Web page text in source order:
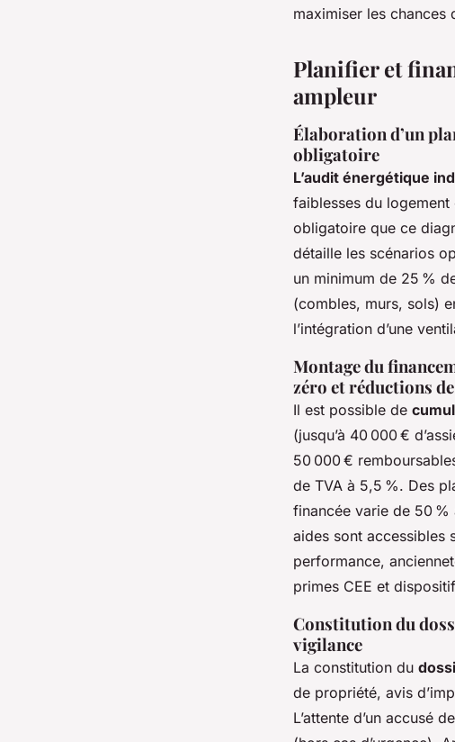
maximiser les chances
Planifier et
ampleur
Élaboration d’un
obligatoire
L’audit énergétique
faiblesses du logement
obligatoire que ce
détaille les scénarios
un minimum de 25 %
(combles, murs, sols)
l’intégration d’une
Montage du
zéro et réductions
Il est possible de
(jusqu’à 40 000 €
50 000 €
de TVA à 5,5 %. Des
financée varie de 50
aides sont accessibles
performance,
primes CEE et
Constitution du
vigilance
La constitution du
de propriété, avis
L’attente d’un accusé